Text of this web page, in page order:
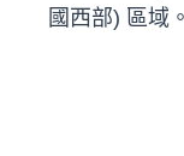
國西部) 區域。